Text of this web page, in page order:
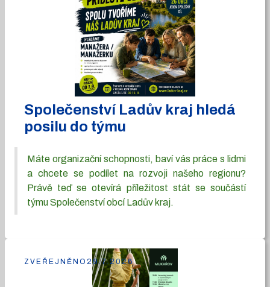
Společenství Ladův kraj hledá
posilu do týmu
Máte organizační schopnosti, baví vás práce s lidmi
a chcete se podílet na rozvoji našeho regionu?
Právě teď se otevírá příležitost stát se součástí
týmu Společenství obcí Ladův kraj.
ZVEŘEJNĚNO 29.7.2026